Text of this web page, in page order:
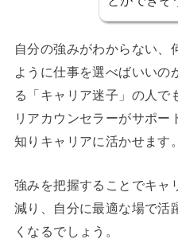
自分の強みがわからない、
ように仕事を選べばいいの
る「キャリア迷子」の人で
リアカウンセラーがサポー
知りキャリアに活かせます。
強みを把握することでキャ
減り、自分に最適な場で活
くなるでしょう。